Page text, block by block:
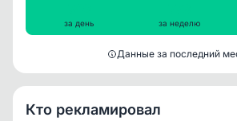
за день за неделю
Данные за последний
Кто рекламировал